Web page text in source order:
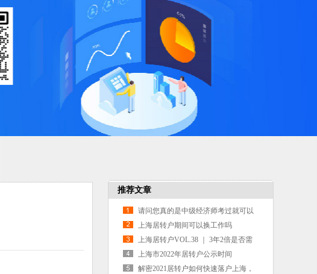
推荐文章
请问您真的是中级经济师考过就可以
作为居转户的中级职称要求了吗？
上海居转户期间可以换工作吗
上海居转户VOL.38 ｜ 3年2倍是否需
要连续累计才能办理落户？
上海市2022年居转户公示时间
解密2021居转户如何快速落户上海，